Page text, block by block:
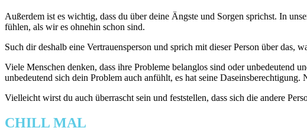
Außerdem ist es wichtig, dass du über deine Ängste und Sorgen sprichst. In
fühlen, als wir es ohnehin schon sind.
Such dir deshalb eine Vertrauensperson und sprich mit dieser Person über
Viele Menschen denken, dass ihre Probleme belanglos sind oder unbedeutend
unbedeutend sich dein Problem auch anfühlt, es hat seine
Vielleicht wirst du auch überrascht sein und feststellen, dass sich die andere
CHILL MAL